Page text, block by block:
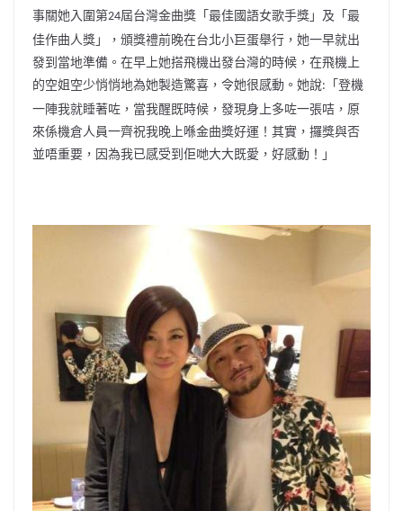
事關她入圍第24屆台灣金曲獎「最佳國語女歌手獎」及「最
佳作曲人獎」，頒獎禮前晚在台北小巨蛋舉行， 她一早就出
發到當地準備。在早上她搭飛機出發台灣的時候， 在飛機上
的空姐空少悄悄地為她製造驚喜，令她很感動。她說: 「登機
一陣我就睡著咗，當我醒既時候，發現身上多咗一張咭， 原
來係機倉人員一齊祝我晚上喺金曲獎好運！其實， 攞獎與否
並唔重要，因為我已感受到佢哋大大既愛，好感動！」